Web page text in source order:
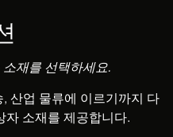
재를 선택하세요.
산업 물류에 이르기까지 다
자 소재를 제공합니다.